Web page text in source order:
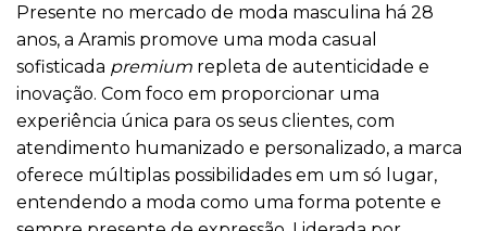
Presente no mercado de moda masculina há 28
anos, a Aramis promove uma moda casual
sofisticada premium repleta de autenticidade e
inovação. Com foco em proporcionar uma
experiência única para os seus clientes, com
atendimento humanizado e personalizado, a marca
oferece múltiplas possibilidades em um só lugar,
entendendo a moda como uma forma potente e